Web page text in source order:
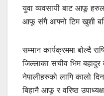
युवा व्यवसायी बाट आफू
आफू संगै आफ्नो टिम खुशी
सम्मान कार्यक्रममा बोल्दै
जिल्लाका सचीव भिम
नेपालीहरुको लागि कालो
बिहानै आफू र वरिष्ठ